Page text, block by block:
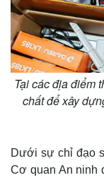
Tại các địa điểm
chất để xây
Dưới sự chỉ đạo
Cơ quan An ninh